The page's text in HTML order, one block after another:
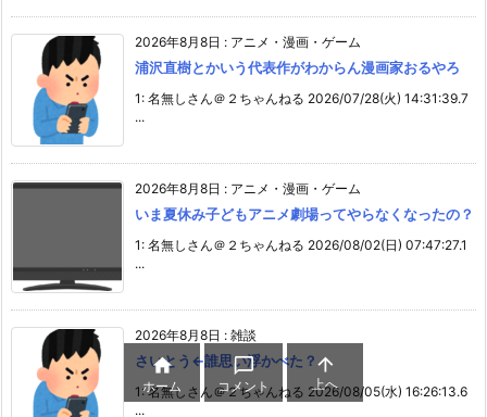
2026年8月8日 : アニメ・漫画・ゲーム
浦沢直樹とかいう代表作がわからん漫画家おるやろ
1: 名無しさん＠２ちゃんねる 2026/07/28(火) 14:31:39.7
...
2026年8月8日 : アニメ・漫画・ゲーム
いま夏休み子どもアニメ劇場ってやらなくなったの？
1: 名無しさん＠２ちゃんねる 2026/08/02(日) 07:47:27.1
...
2026年8月8日 : 雑談
さいとう←誰思い浮かべた？
1: 名無しさん＠２ちゃんねる 2026/08/05(水) 16:26:13.6
...

ホーム

コメント

上へ